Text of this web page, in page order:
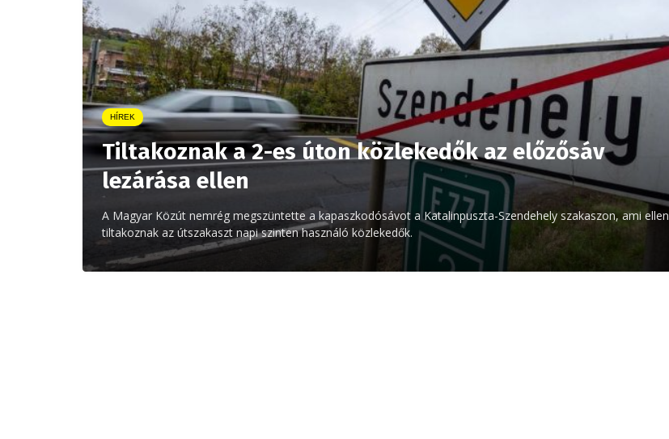
HÍREK
Tiltakoznak a 2-es úton közlekedők az előzősáv
lezárása ellen
A Magyar Közút nemrég megszüntette a kapaszkodósávot a Katalinpuszta-Szendehely szakaszon, ami ellen
tiltakoznak az útszakaszt napi szinten használó közlekedők.